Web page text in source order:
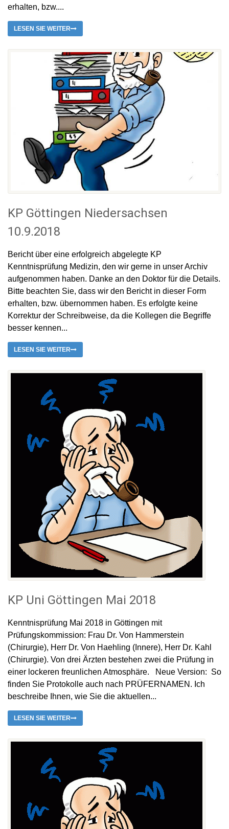
erhalten, bzw....
LESEN SIE WEITER
KP Göttingen Niedersachsen
10.9.2018
Bericht über eine erfolgreich abgelegte KP
Kenntnisprüfung Medizin, den wir gerne in unser Archiv
aufgenommen haben. Danke an den Doktor für die Details.
Bitte beachten Sie, dass wir den Bericht in dieser Form
erhalten, bzw. übernommen haben. Es erfolgte keine
Korrektur der Schreibweise, da die Kollegen die Begriffe
besser kennen...
LESEN SIE WEITER
KP Uni Göttingen Mai 2018
Kenntnisprüfung Mai 2018 in Göttingen mit
Prüfungskommission: Frau Dr. Von Hammerstein
(Chirurgie), Herr Dr. Von Haehling (Innere), Herr Dr. Kahl
(Chirurgie). Von drei Ärzten bestehen zwei die Prüfung in
einer lockeren freunlichen Atmosphäre. Neue Version: So
finden Sie Protokolle auch nach PRÜFERNAMEN. Ich
beschreibe Ihnen, wie Sie die aktuellen...
LESEN SIE WEITER